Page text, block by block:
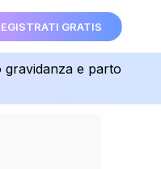
GRATIS
gravidanza e parto